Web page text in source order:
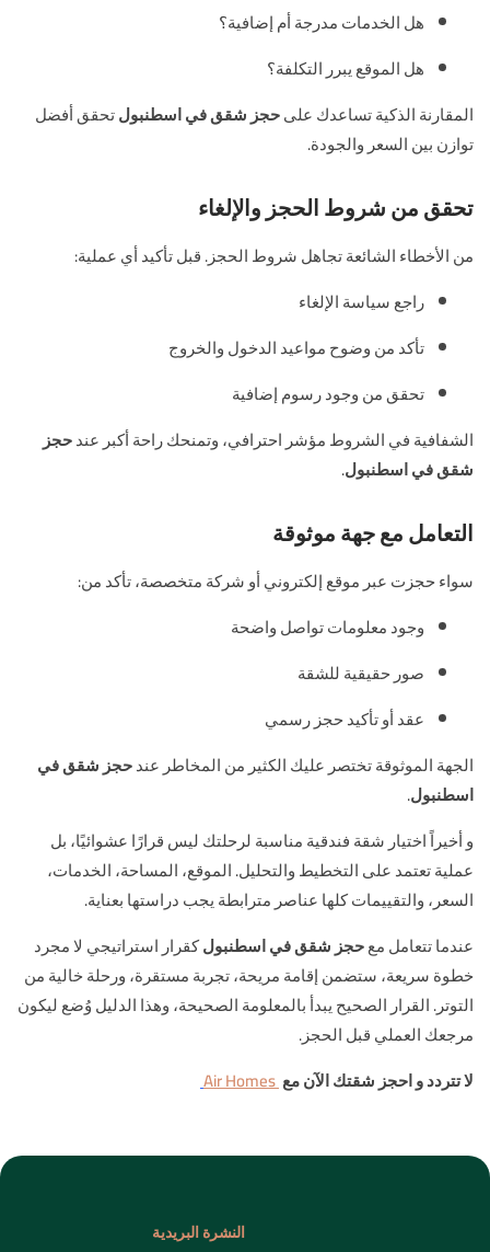
هل الخدمات مدرجة أم إضافية؟
هل الموقع يبرر التكلفة؟
المقارنة الذكية تساعدك علىحجز شقق في اسطنبولتحقق أفضل
توازن بين السعر والجودة.
تحقق من شروط الحجز والإلغاء
من الأخطاء الشائعة تجاهل شروط الحجز. قبل تأكيد أي عملية:
راجع سياسة الإلغاء
تأكد من وضوح مواعيد الدخول والخروج
تحقق من وجود رسوم إضافية
الشفافية في الشروط مؤشر احترافي، وتمنحك راحة أكبر عندحجز
شقق في اسطنبول.
التعامل مع جهة موثوقة
سواء حجزت عبر موقع إلكتروني أو شركة متخصصة، تأكد من:
وجود معلومات تواصل واضحة
صور حقيقية للشقة
عقد أو تأكيد حجز رسمي
الجهة الموثوقة تختصر عليك الكثير من المخاطر عندحجز شقق في
اسطنبول.
و أخيراً اختيار شقة فندقية مناسبة لرحلتك ليس قرارًا عشوائيًا، بل
عملية تعتمد على التخطيط والتحليل. الموقع، المساحة، الخدمات،
السعر، والتقييمات كلها عناصر مترابطة يجب دراستها بعناية.
عندما تتعامل معحجز شقق في اسطنبولكقرار استراتيجي لا مجرد
خطوة سريعة، ستضمن إقامة مريحة، تجربة مستقرة، ورحلة خالية من
التوتر. القرار الصحيح يبدأ بالمعلومة الصحيحة، وهذا الدليل وُضع ليكون
مرجعك العملي قبل الحجز.
لا تتردد و احجز شقتك الآن معAir Homes
النشرة البريدية